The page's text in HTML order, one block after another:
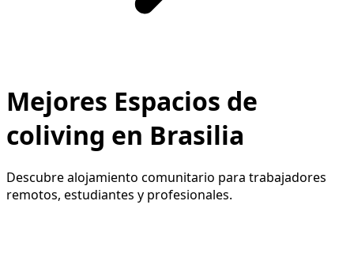
Mejores Espacios de
coliving en Brasilia
Descubre alojamiento comunitario para trabajadores
remotos, estudiantes y profesionales.